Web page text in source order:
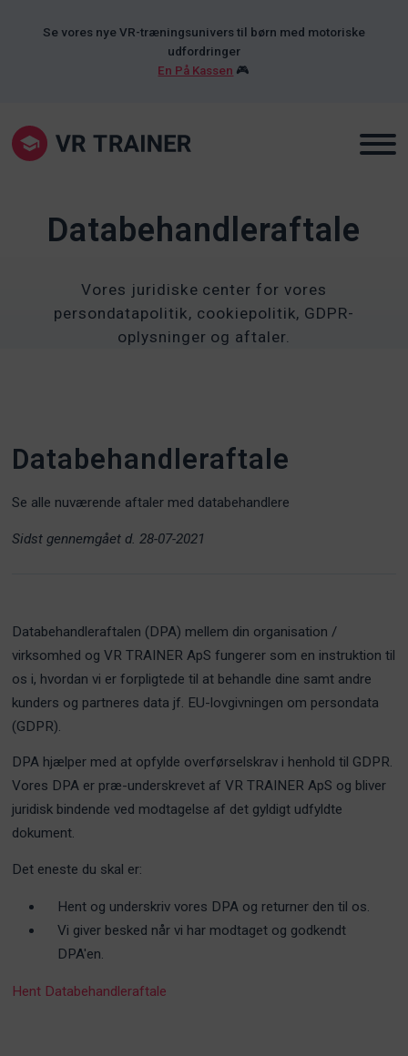
Se vores nye VR-træningsunivers til børn med motoriske
udfordringer
En På Kassen 🎮
Databehandleraftale
Vores juridiske center for vores
persondatapolitik, cookiepolitik, GDPR-
oplysninger og aftaler.
Databehandleraftale
Se alle nuværende aftaler med databehandlere
Sidst gennemgået d. 28-07-2021
Databehandleraftalen (DPA) mellem din organisation /
virksomhed og VR TRAINER ApS fungerer som en instruktion til
os i, hvordan vi er forpligtede til at behandle dine samt andre
kunders og partneres data jf. EU-lovgivningen om persondata
(GDPR).
DPA hjælper med at opfylde overførselskrav i henhold til GDPR.
Vores DPA er præ-underskrevet af VR TRAINER ApS og bliver
juridisk bindende ved modtagelse af det gyldigt udfyldte
dokument.
Det eneste du skal er:
Hent og underskriv vores DPA og returner den til os.
Vi giver besked når vi har modtaget og godkendt
DPA'en.
Hent Databehandleraftale